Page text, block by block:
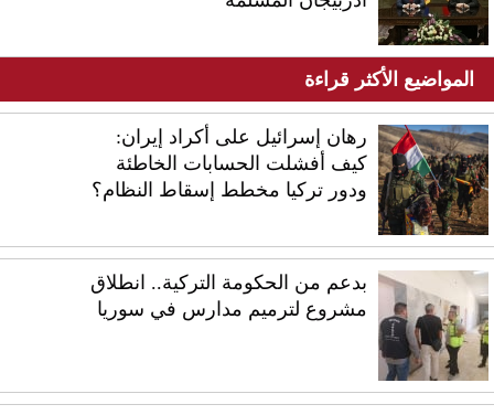
المواضيع الأكثر قراءة
رهان إسرائيل على أكراد إيران:
كيف أفشلت الحسابات الخاطئة
ودور تركيا مخطط إسقاط النظام؟
بدعم من الحكومة التركية.. انطلاق
مشروع لترميم مدارس في سوريا